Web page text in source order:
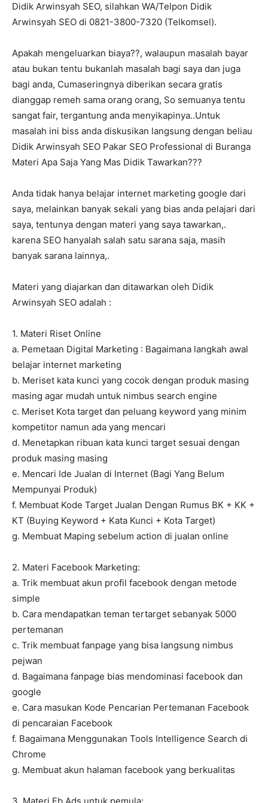
Didik Arwinsyah SEO, silahkan WA/Telpon Didik
Arwinsyah SEO di 0821-3800-7320 (Telkomsel).
Apakah mengeluarkan biaya??, walaupun masalah bayar
atau bukan tentu bukanlah masalah bagi saya dan juga
bagi anda, Cumaseringnya diberikan secara gratis
dianggap remeh sama orang orang, So semuanya tentu
sangat fair, tergantung anda menyikapinya..Untuk
masalah ini biss anda diskusikan langsung dengan beliau
Didik Arwinsyah SEO Pakar SEO Professional di Buranga
Materi Apa Saja Yang Mas Didik Tawarkan???
Anda tidak hanya belajar internet marketing google dari
saya, melainkan banyak sekali yang bias anda pelajari dari
saya, tentunya dengan materi yang saya tawarkan,.
karena SEO hanyalah salah satu sarana saja, masih
banyak sarana lainnya,.
Materi yang diajarkan dan ditawarkan oleh Didik
Arwinsyah SEO adalah :
1. Materi Riset Online
a. Pemetaan Digital Marketing : Bagaimana langkah awal
belajar internet marketing
b. Meriset kata kunci yang cocok dengan produk masing
masing agar mudah untuk nimbus search engine
c. Meriset Kota target dan peluang keyword yang minim
kompetitor namun ada yang mencari
d. Menetapkan ribuan kata kunci target sesuai dengan
produk masing masing
e. Mencari Ide Jualan di Internet (Bagi Yang Belum
Mempunyai Produk)
f. Membuat Kode Target Jualan Dengan Rumus BK + KK +
KT (Buying Keyword + Kata Kunci + Kota Target)
g. Membuat Maping sebelum action di jualan online
2. Materi Facebook Marketing:
a. Trik membuat akun profil facebook dengan metode
simple
b. Cara mendapatkan teman tertarget sebanyak 5000
pertemanan
c. Trik membuat fanpage yang bisa langsung nimbus
pejwan
d. Bagaimana fanpage bias mendominasi facebook dan
google
e. Cara masukan Kode Pencarian Pertemanan Facebook
di pencaraian Facebook
f. Bagaimana Menggunakan Tools Intelligence Search di
Chrome
g. Membuat akun halaman facebook yang berkualitas